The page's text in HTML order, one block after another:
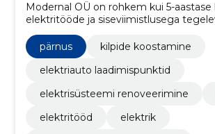
Modernal OÜ on rohkem kui 5-
elektritööde ja siseviimistlusega tegelev ettevõte.
Tegeleme nii eramajade, korterelamute
tehaste ja laohoonete
projekteerimise ja paigaldamisega.
pärnus
kilpide koostamine
elektriauto laadimispunktid
elektrisüsteemi renoveerimine
elektritööd
elektrik